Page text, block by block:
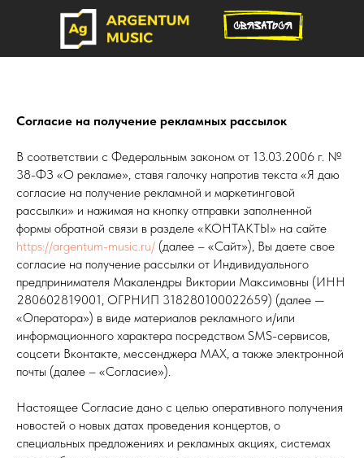
Согласие на получение рекламных рассылок
В соответствии с Федеральным законом от 13.03.2006 г. №
38-ФЗ «О рекламе», ставя галочку напротив текста «Я даю
согласие на получение рекламной и маркетинговой
рассылки» и нажимая на кнопку отправки заполненной
формы обратной связи в разделе «КОНТАКТЫ» на сайте
https://argentum-music.ru/ (далее – «Сайт»), Вы даете свое
согласие на получение рассылки от Индивидуального
предпринимателя Макалендры Виктории Максимовны (ИНН
280602819001, ОГРНИП 318280100022659) (далее —
«Оператора») в виде материалов рекламного и/или
информационного характера посредством SMS-сервисов,
соцсети Вконтакте, мессенджера MAX, а также электронной
почты (далее – «Согласие»).
Настоящее Согласие дано с целью оперативного получения
новостей о новых датах проведения концертов, о
специальных предложениях и рекламных акциях, системах